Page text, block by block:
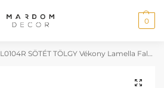
0
L0104R SÖTÉT TÖLGY Vékony Lamella Falpanel, Jobb Oldali Záróprofil